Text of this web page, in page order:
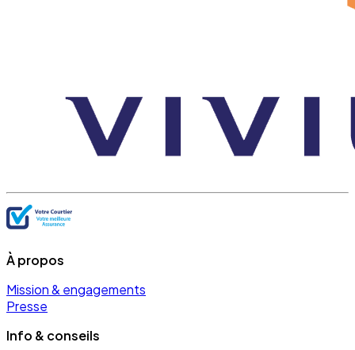
À propos
Mission & engagements
Presse
Info & conseils